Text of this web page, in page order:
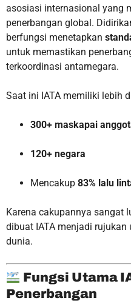
asosiasi internasional yang
penerbangan global.
berfungsi menetapkan
untuk memastikan
terkoordinasi antarnegara.
Saat ini IATA memiliki lebih
300+ maskapai
120+ negara
Mencakup 83% lalu
Karena cakupannya sangat
dibuat IATA menjadi
dunia.
Fungsi Utama
Penerbangan